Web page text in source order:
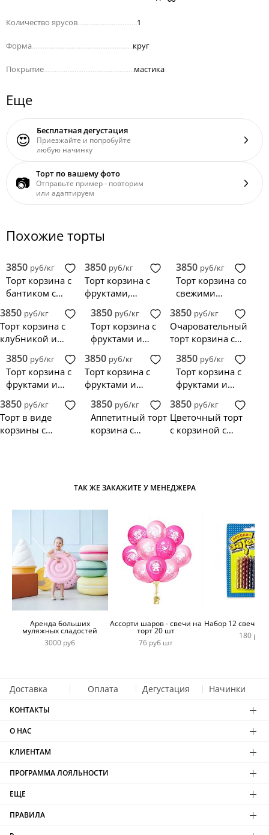
Количество ярусов 1
Форма круг
Покрытие мастика
Еще
😍 Бесплатная дегустация
Приезжайте и попробуйте
любую начинку
📷 Торт по вашему фото
Отправьте пример - повторим
или адаптируем
Похожие торты
3850 руб/кг
Торт корзина с
бантиком с
ягодами
3850 руб/кг
Торт корзина с
фруктами,
белыми цветами
3850 руб/кг
Торт корзина со
свежими
ягодами и
ажурным бантом
3850 руб/кг
Торт корзина с
клубникой и
3850 руб/кг
Торт корзина с
фруктами и
3850 руб/кг
Очаровательный
торт корзина с
ягодами
3850 руб/кг
Торт корзина с
фруктами и
надписью
3850 руб/кг
Торт корзина с
фруктами и
мастики
3850 руб/кг
Торт корзина с
фруктами и
шикарным
бантом
3850 руб/кг
Торт в виде
корзины с
3850 руб/кг
Аппетитный торт
корзина с
3850 руб/кг
Цветочный торт
с корзиной с
ТАК ЖЕ ЗАКАЖИТЕ У МЕНЕДЖЕРА
Аренда больших
муляжных сладостей
3000 руб
Ассорти шаров - свечи на
торт 20 шт
76 руб шт
Набор 12 свечей
180 руб
Доставка Оплата Дегустация Начинки
КОНТАКТЫ
О НАС
КЛИЕНТАМ
ПРОГРАММА ЛОЯЛЬНОСТИ
ЕЩЕ
ПРАВИЛА